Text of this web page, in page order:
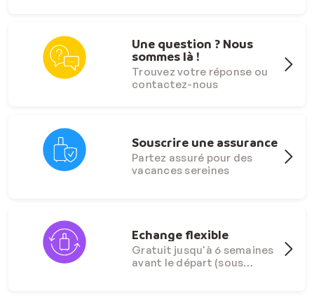
Une question ? Nous
sommes là !
Trouvez votre réponse ou
contactez-nous
Souscrire une assurance
Partez assuré pour des
vacances sereines
Echange flexible
Gratuit jusqu'à 6 semaines
avant le départ (sous